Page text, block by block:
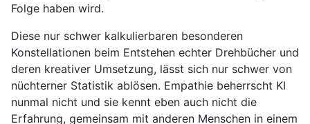
Folge haben wird.
Diese nur schwer kalkulierbaren besonderen
Konstellationen beim Entstehen echter Drehbücher und
deren kreativer Umsetzung, lässt sich nur schwer von
nüchterner Statistik ablösen. Empathie beherrscht KI
nunmal nicht und sie kennt eben auch nicht die
Erfahrung, gemeinsam mit anderen Menschen in einem